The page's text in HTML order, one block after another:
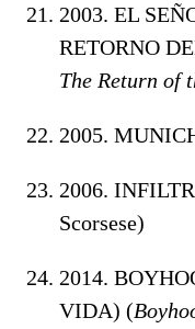
2003. EL
RETORNO
The Return of
2005.
2006.
Scorsese)
2014.
VIDA) (